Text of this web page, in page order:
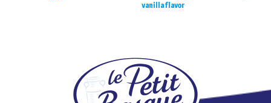
vanilla flavor